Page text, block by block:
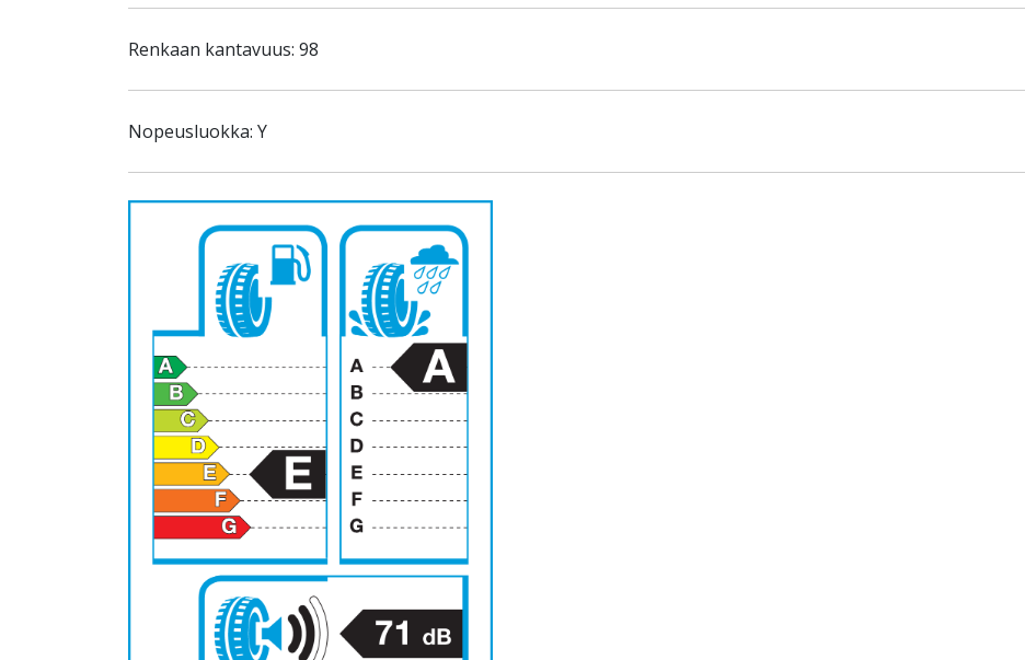
Renkaan kantavuus: 98
Nopeusluokka: Y